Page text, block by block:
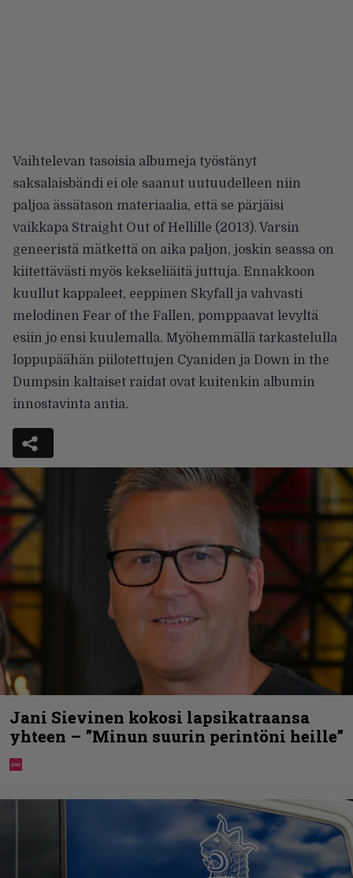
Vaihtelevan tasoisia albumeja työstänyt
saksalaisbändi ei ole saanut uutuudelleen niin
paljoa ässätason materiaalia, että se pärjäisi
vaikkapa Straight Out of Hellille (2013). Varsin
geneeristä mätkettä on aika paljon, joskin seassa on
kiitettävästi myös kekseliäitä juttuja. Ennakkoon
kuullut kappaleet, eeppinen Skyfall ja vahvasti
melodinen Fear of the Fallen, pomppaavat levyltä
esiin jo ensi kuulemalla. Myöhemmällä tarkastelulla
loppupäähän piilotettujen Cyaniden ja Down in the
Dumpsin kaltaiset raidat ovat kuitenkin albumin
innostavinta antia.
Jani Sievinen kokosi lapsikatraansa
yhteen – ”Minun suurin perintöni heille”